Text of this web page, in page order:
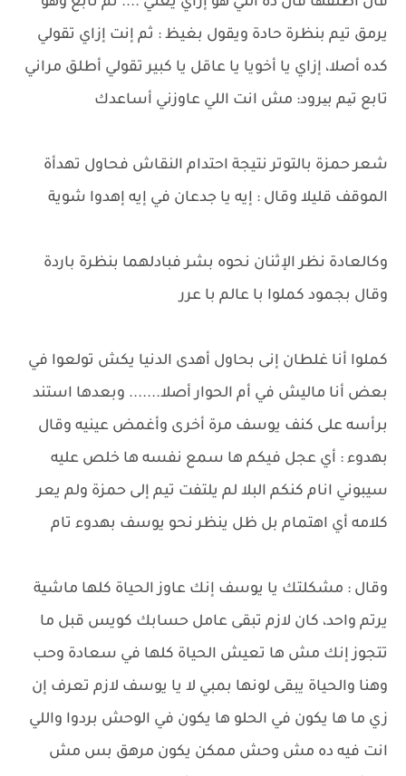
يرمق تيم بنظرة حادة ويقول بغيظ : ثم إنت إزاي تقولي
كده أصلا، إزاي يا أخويا يا عاقل يا كبير تقولي أطلق مراني
تابع تیم بیرود: مش انت اللي عاوزني أساعدك
شعر حمزة بالتوتر نتيجة احتدام النقاش فحاول تهدأة
الموقف قليلا وقال : إيه يا جدعان في إيه إهدوا شوية
وكالعادة نظر الإثنان نحوه بشر فبادلهما بنظرة باردة
وقال بجمود كملوا با عالم با عرر
كملوا أنا غلطان إنى بحاول أهدى الدنيا يكش تولعوا في
بعض أنا ماليش في أم الحوار أصلا....... وبعدها استند
برأسه على كنف يوسف مرة أخرى وأغمض عينيه وقال
بهدوء : أي عجل فيكم ها سمع نفسه ها خلص عليه
سيبوني انام كنكم البلا لم يلتفت تيم إلى حمزة ولم يعر
كلامه أي اهتمام بل ظل ينظر نحو يوسف بهدوء تام
وقال : مشكلتك يا يوسف إنك عاوز الحياة كلها ماشية
يرتم واحد، كان لازم تبقى عامل حسابك كويس قبل ما
تتجوز إنك مش ها تعيش الحياة كلها في سعادة وحب
وهنا والحياة يبقى لونها بمبي لا يا يوسف لازم تعرف إن
زي ما ها يكون في الحلو ها يكون في الوحش بردوا واللي
انت فيه ده مش وحش ممكن يكون مرهق بس مش